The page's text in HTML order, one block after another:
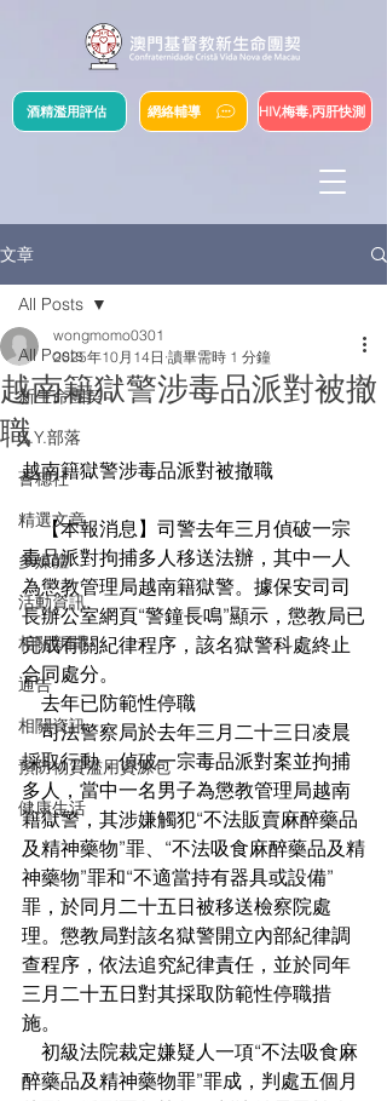
網絡輔導
酒精濫用評估 HIV,梅毒,丙肝快測
文章
All Posts
新生命團契
S.Y.部落
薈穗社
精選文章
多媒體
活動資訊
相關新聞
通告
相關資訊
預防物質濫用資源包
健康生活
All Posts
越南籍獄警涉毒品派對被撤
職
wongmomo0301
2025年10月14日 讀畢需時 1 分鐘
越南籍獄警涉毒品派對被撤職
【本報消息】司警去年三月偵破一宗
毒品派對拘捕多人移送法辦，其中一人
為懲教管理局越南籍獄警。據保安司司
長辦公室網頁“警鐘長鳴”顯示，懲教局已
完成有關紀律程序，該名獄警科處終止
合同處分。
去年已防範性停職
司法警察局於去年三月二十三日凌晨
採取行動，偵破一宗毒品派對案並拘捕
多人，當中一名男子為懲教管理局越南
籍獄警，其涉嫌觸犯“不法販賣麻醉藥品
及精神藥物”罪、“不法吸食麻醉藥品及精
神藥物”罪和“不適當持有器具或設備”
罪，於同月二十五日被移送檢察院處
理。懲教局對該名獄警開立內部紀律調
查程序，依法追究紀律責任，並於同年
三月二十五日對其採取防範性停職措
施。
初級法院裁定嫌疑人一項“不法吸食麻
醉藥品及精神藥物罪”罪成，判處五個月